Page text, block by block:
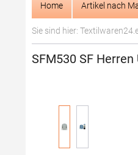
Home Artikel nach
Sie sind hier:
SFM530 SF